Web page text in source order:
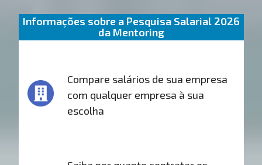
Informações sobre a Pesquisa Salarial 2026
da Mentoring
Compare salários de sua empresa
com qualquer empresa à sua
escolha